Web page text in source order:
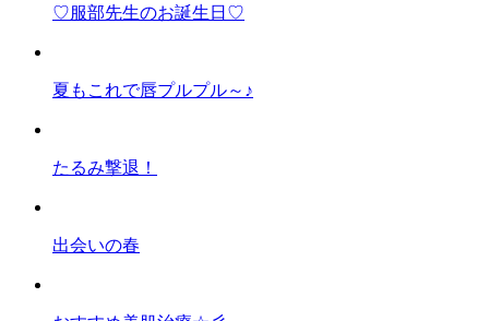
♡服部先生のお誕生日♡
夏もこれで唇プルプル～♪
たるみ撃退！
出会いの春